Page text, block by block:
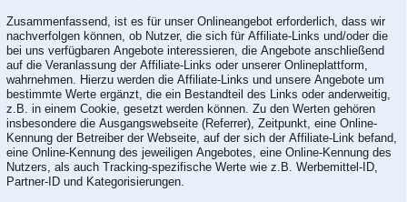
Zusammenfassend, ist es für unser Onlineangebot erforderlich, dass wir
nachverfolgen können, ob Nutzer, die sich für Affiliate-Links und/oder die
bei uns verfügbaren Angebote interessieren, die Angebote anschließend
auf die Veranlassung der Affiliate-Links oder unserer Onlineplattform,
wahrnehmen. Hierzu werden die Affiliate-Links und unsere Angebote um
bestimmte Werte ergänzt, die ein Bestandteil des Links oder anderweitig,
z.B. in einem Cookie, gesetzt werden können. Zu den Werten gehören
insbesondere die Ausgangswebseite (Referrer), Zeitpunkt, eine Online-
Kennung der Betreiber der Webseite, auf der sich der Affiliate-Link befand,
eine Online-Kennung des jeweiligen Angebotes, eine Online-Kennung des
Nutzers, als auch Tracking-spezifische Werte wie z.B. Werbemittel-ID,
Partner-ID und Kategorisierungen.